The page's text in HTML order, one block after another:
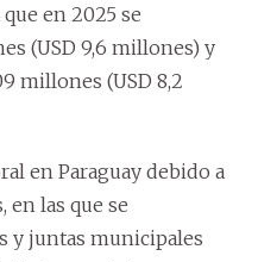
en 2025 se
(USD 9,6 millones) y
millones (USD 8,2
en Paraguay debido a
en las que se
y juntas municipales